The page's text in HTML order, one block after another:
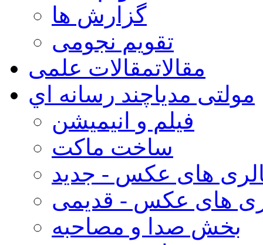
گزارش ها
تقویم نجومی
مقالاتمقالات علمی
مولتی مدیاچند رسانه اي
فیلم و انیمیشن
ساخت ماکت
های عکس - جدید
های عکس - قدیمی
بخش صدا و مصاحبه